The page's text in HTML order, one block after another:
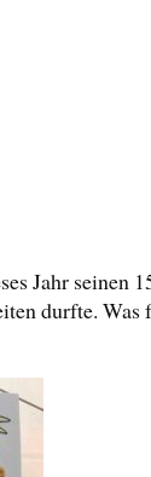
Jahr seinen
durfte.